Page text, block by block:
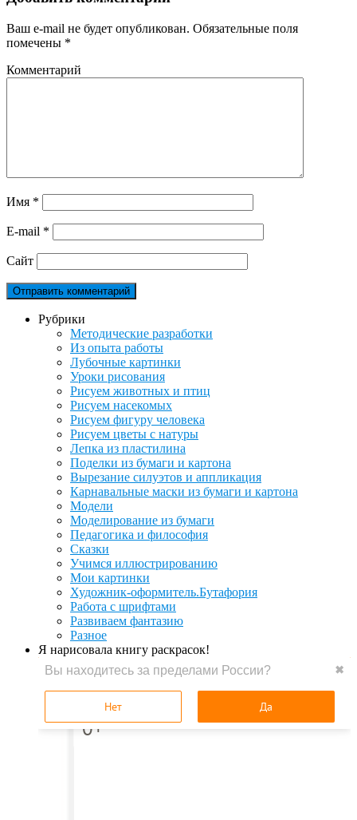
Ваш e-mail не будет опубликован. Обязательные поля
помечены *
Комментарий
Имя *
E-mail *
Сайт
Рубрики
Методические разработки
Из опыта работы
Лубочные картинки
Уроки рисования
Рисуем животных и птиц
Рисуем насекомых
Рисуем фигуру человека
Рисуем цветы с натуры
Лепка из пластилина
Поделки из бумаги и картона
Вырезание силуэтов и аппликация
Карнавальные маски из бумаги и картона
Модели
Моделирование из бумаги
Педагогика и философия
Сказки
Учимся иллюстрированию
Мои картинки
Художник-оформитель.Бутафория
Работа с шрифтами
Развиваем фантазию
Разное
Я нарисовала книгу раскрасок!